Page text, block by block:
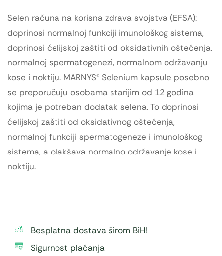
Selen računa na korisna zdrava svojstva (EFSA):
doprinosi normalnoj funkciji imunološkog sistema,
doprinosi ćelijskoj zaštiti od oksidativnih oštećenja,
normalnoj spermatogenezi, normalnom održavanju
kose i noktiju. MARNYS® Selenium kapsule posebno
se preporučuju osobama starijim od 12 godina
kojima je potreban dodatak selena. To doprinosi
ćelijskoj zaštiti od oksidativnog oštećenja,
normalnoj funkciji spermatogeneze i imunološkog
sistema, a olakšava normalno održavanje kose i
noktiju.
Besplatna dostava širom BiH!
Sigurnost plaćanja